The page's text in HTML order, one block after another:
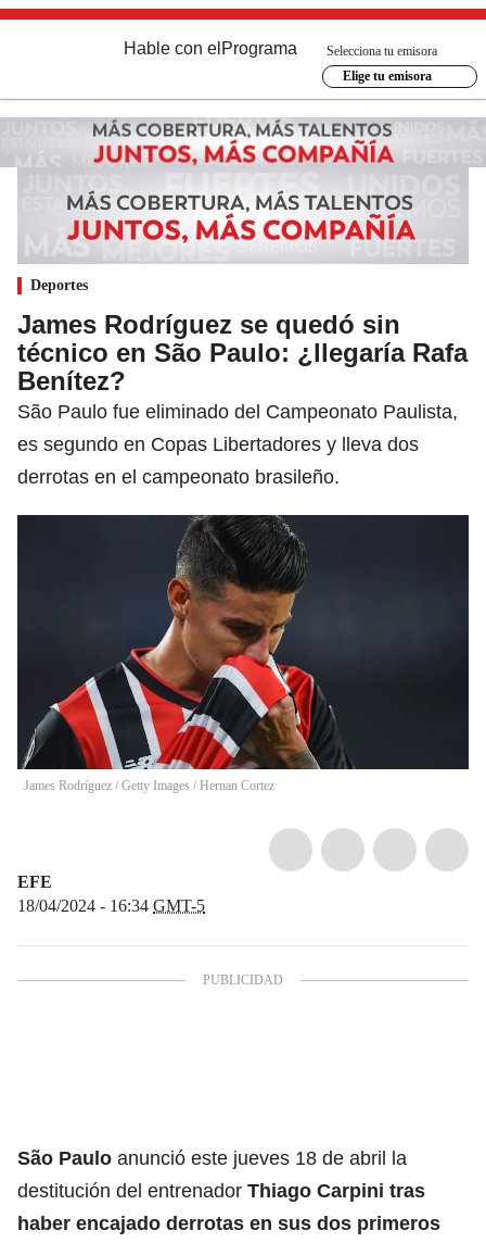
Hable con el Programa
Selecciona tu emisora
Elige tu emisora
Deportes
James Rodríguez se quedó sin
técnico en São Paulo: ¿llegaría Rafa
Benítez?
São Paulo fue eliminado del Campeonato Paulista,
es segundo en Copas Libertadores y lleva dos
derrotas en el campeonato brasileño.
James Rodríguez / Getty Images / Hernan Cortez
EFE
18/04/2024 - 16:34 GMT-5
São Paulo anunció este jueves 18 de abril la
destitución del entrenador Thiago Carpini tras
haber encajado derrotas en sus dos primeros